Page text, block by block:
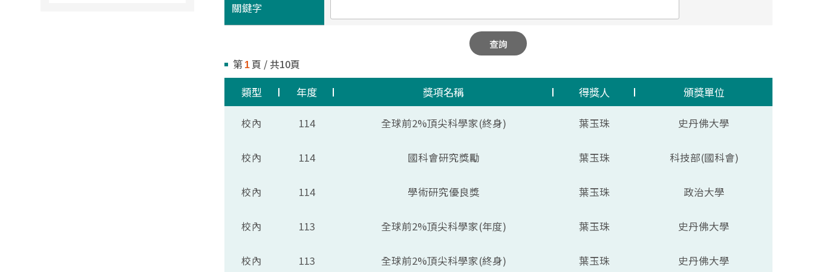
關鍵字
查詢
第 1 頁 / 共10頁
類型 年度 獎項名稱 得獎人 頒獎單位
校內 114 全球前2%頂尖科學家(終身) 葉玉珠 史丹佛大學
校內 114 國科會研究獎勵 葉玉珠 科技部(國科會)
校內 114 學術研究優良獎 葉玉珠 政治大學
校內 113 全球前2%頂尖科學家(年度) 葉玉珠 史丹佛大學
校內 113 全球前2%頂尖科學家(終身) 葉玉珠 史丹佛大學